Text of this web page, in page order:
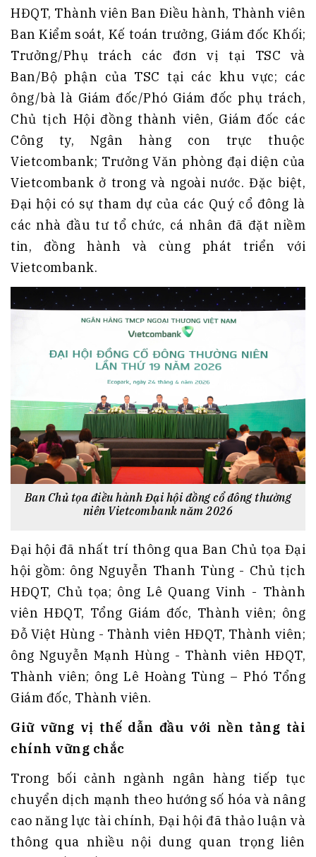
HĐQT, Thành viên Ban Điều hành, Thành viên
Ban Kiểm soát, Kế toán trưởng, Giám đốc Khối;
Trưởng/Phụ trách các đơn vị tại TSC và
Ban/Bộ phận của TSC tại các khu vực; các
ông/bà là Giám đốc/Phó Giám đốc phụ trách,
Chủ tịch Hội đồng thành viên, Giám đốc các
Công ty, Ngân hàng con trực thuộc
Vietcombank; Trưởng Văn phòng đại diện của
Vietcombank ở trong và ngoài nước. Đặc biệt,
Đại hội có sự tham dự của các Quý cổ đông là
các nhà đầu tư tổ chức, cá nhân đã đặt niềm
tin, đồng hành và cùng phát triển với
Vietcombank.
Ban Chủ tọa điều hành Đại hội đồng cổ đông thường
niên Vietcombank năm 2026
Đại hội đã nhất trí thông qua Ban Chủ tọa Đại
hội gồm: ông Nguyễn Thanh Tùng - Chủ tịch
HĐQT, Chủ tọa; ông Lê Quang Vinh - Thành
viên HĐQT, Tổng Giám đốc, Thành viên; ông
Đỗ Việt Hùng - Thành viên HĐQT, Thành viên;
ông Nguyễn Mạnh Hùng - Thành viên HĐQT,
Thành viên; ông Lê Hoàng Tùng – Phó Tổng
Giám đốc, Thành viên.
Giữ vững vị thế dẫn đầu với nền tảng tài
chính vững chắc
Trong bối cảnh ngành ngân hàng tiếp tục
chuyển dịch mạnh theo hướng số hóa và nâng
cao năng lực tài chính, Đại hội đã thảo luận và
thông qua nhiều nội dung quan trọng liên